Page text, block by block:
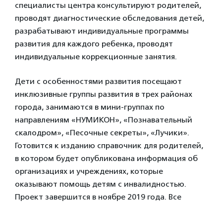
специалисты центра консультируют родителей,
проводят диагностические обследования детей,
разрабатывают индивидуальные программы
развития для каждого ребенка, проводят
индивидуальные коррекционные занятия.
Дети с особенностями развития посещают
инклюзивные группы развития в трех районах
города, занимаются в мини-группах по
направлениям «НУМИКОН», «Познавательный
скалодром», «Песочные секреты», «Лучики».
Готовится к изданию справочник для родителей,
в котором будет опубликована информация об
организациях и учреждениях, которые
оказывают помощь детям с инвалидностью.
Проект завершится в ноябре 2019 года. Все